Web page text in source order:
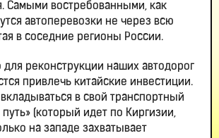
Самыми востребованными, как
автоперевозки не через всю
в соседние регионы России.
для реконструкции наших автодорог
привлечь китайские инвестиции.
в свой транспортный
(который идет по Киргизии,
на западе захватывает